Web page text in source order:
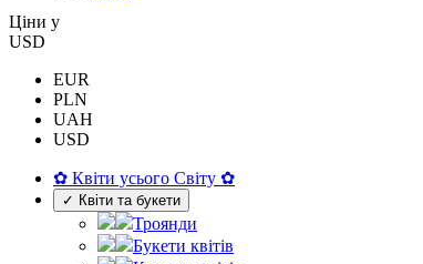
Цiни у
USD
EUR
PLN
UAH
USD
✿ Квіти усього Світу ✿
✓ Квіти та букети
Троянди
Букети квітів